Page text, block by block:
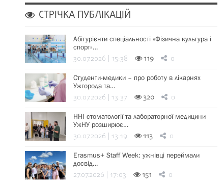
СТРІЧКА ПУБЛІКАЦІЙ
Абітурієнти спеціальності «Фізична культура і
спорт»…
30.07.2026 | 15:38 119 0
Студенти-медики – про роботу в лікарнях
Ужгорода та…
30.07.2026 | 13:37 320 0
ННІ стоматології та лабораторної медицини
УжНУ розширює…
30.07.2026 | 13:19 113 0
Erasmus+ Staff Week: ужнівці переймали
досвід…
27.07.2026 | 17:03 151 0